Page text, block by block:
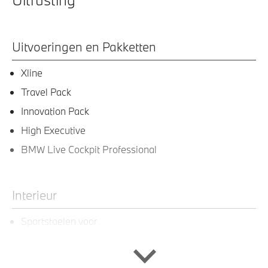
Uitvoeringen en Pakketten
Xline
Travel Pack
Innovation Pack
High Executive
BMW Live Cockpit Professional
Interieur
Sportstoelen voor
Interieurlijsten Schwarz hoogglans